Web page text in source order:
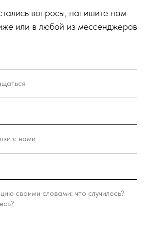
вопросы, напишите нам
или в любой из мессенджеров